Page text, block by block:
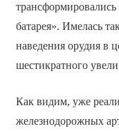
батарея». Имелась
наведения орудия в
шестикратного
Как видим, уже
железнодорожных